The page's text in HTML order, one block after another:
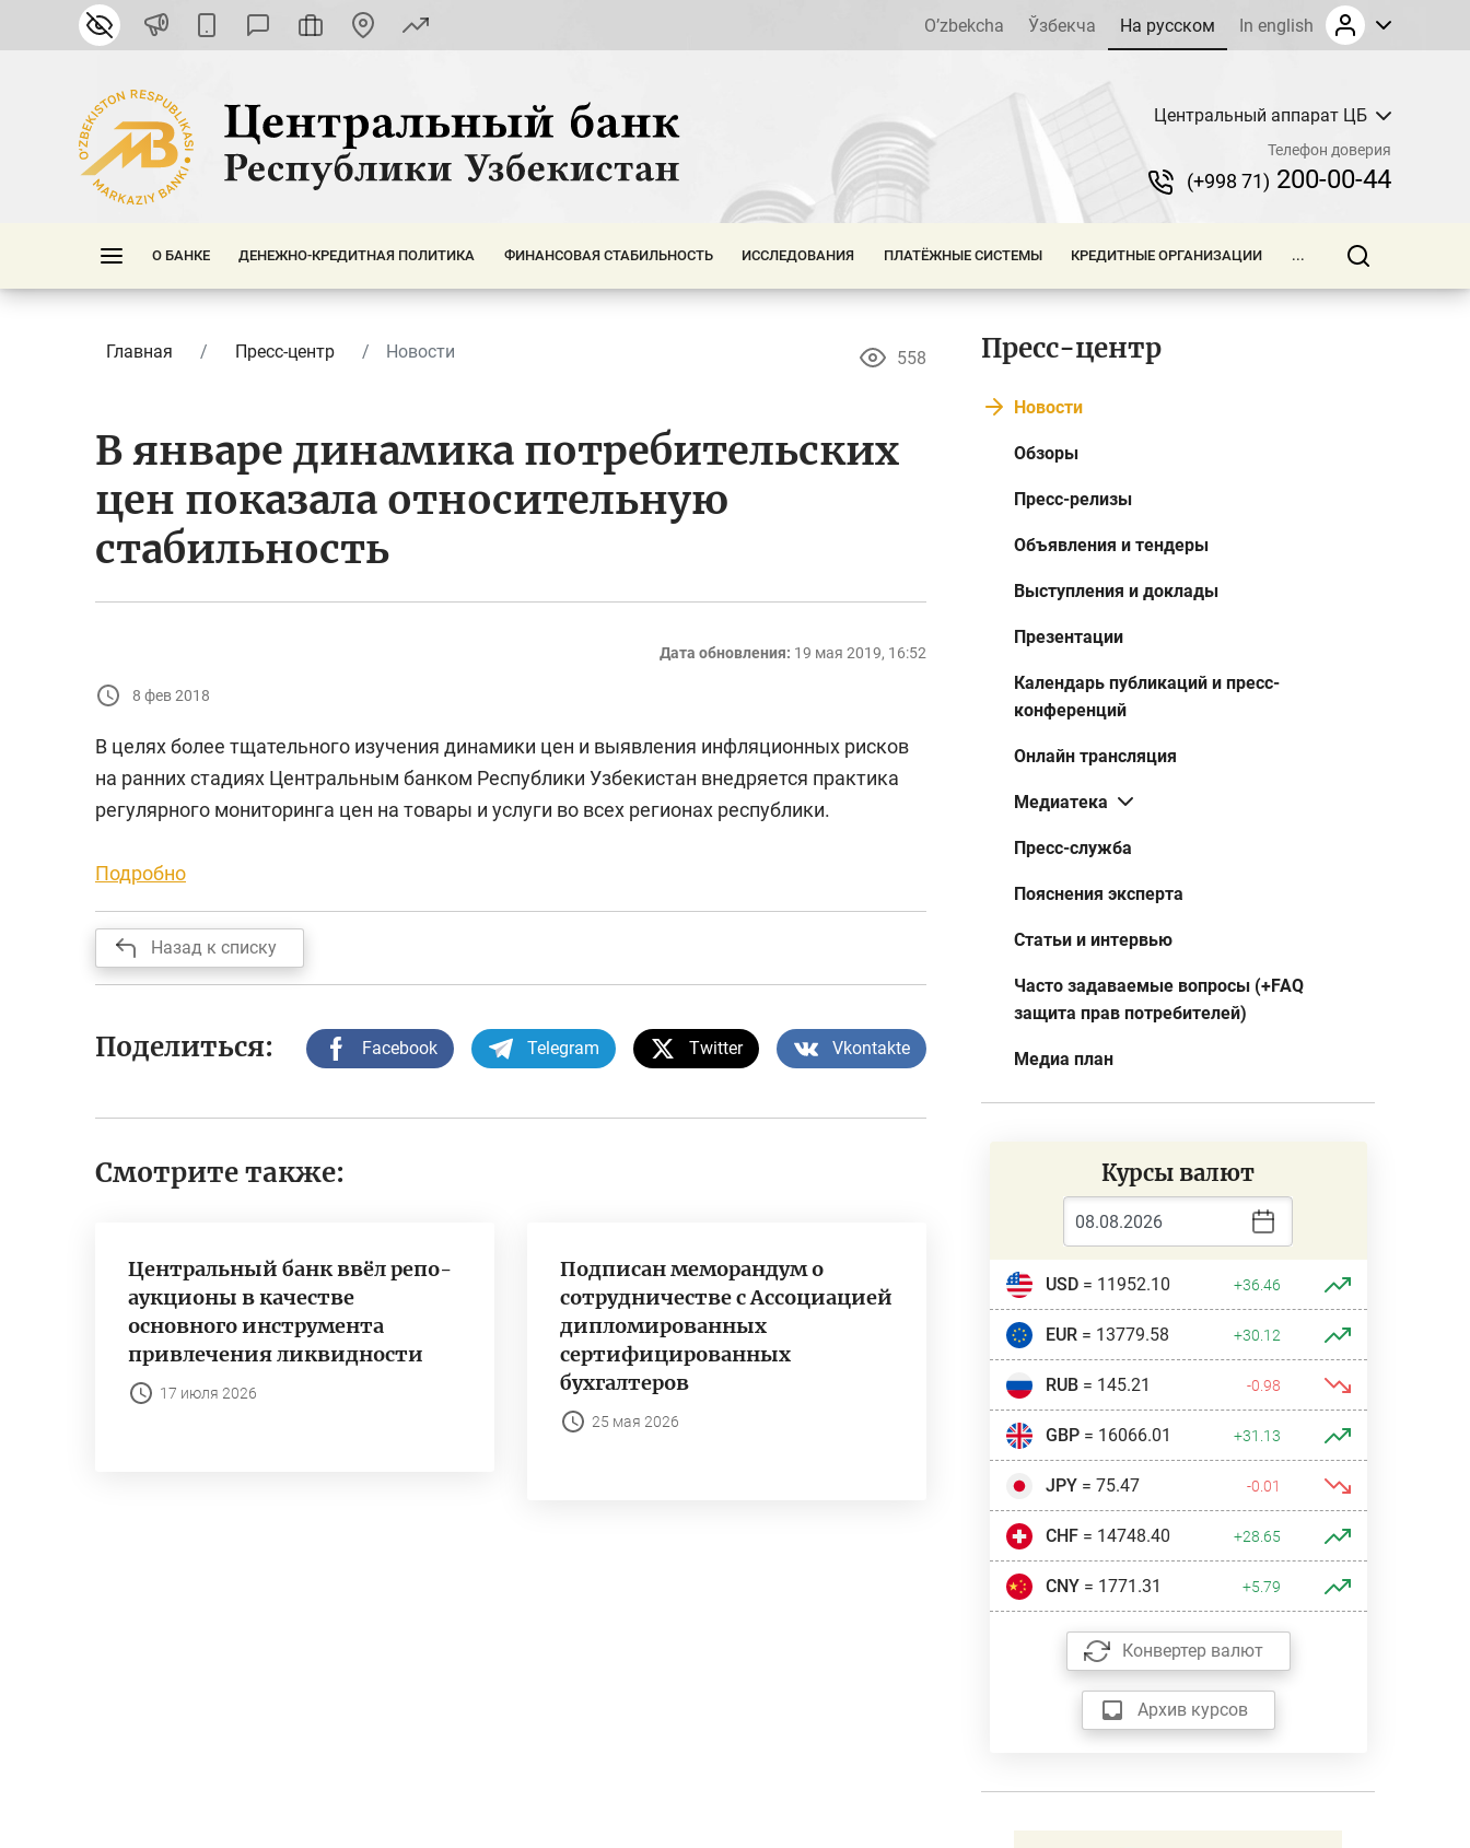
O’zbekcha Ўзбекча На русском In english
Центральный аппарат ЦБ
Телефон доверия
(+998 71) 200-00-44
О БАНКЕ ДЕНЕЖНО-КРЕДИТНАЯ ПОЛИТИКА ФИНАНСОВАЯ СТАБИЛЬНОСТЬ ИССЛЕДОВАНИЯ ПЛАТЁЖНЫЕ СИСТЕМЫ КРЕДИТНЫЕ ОРГАНИЗАЦИИ ...
Главная Пресс-центр Новости 558
В январе динамика потребительских
цен показала относительную
стабильность
Дата обновления: 19 мая 2019, 16:52
8 фев 2018
В целях более тщательного изучения динамики цен и выявления инфляционных рисков
на ранних стадиях Центральным банком Республики Узбекистан внедряется практика
регулярного мониторинга цен на товары и услуги во всех регионах республики.
Подробно
Назад к списку
Поделиться: Facebook Telegram Twitter Vkontakte
Смотрите также:
Центральный банк ввёл репо-
аукционы в качестве
основного инструмента
привлечения ликвидности
17 июля 2026
Подписан меморандум о
сотрудничестве с Ассоциацией
дипломированных
сертифицированных
бухгалтеров
25 мая 2026
Пресс-центр
Новости
Обзоры
Пресс-релизы
Объявления и тендеры
Выступления и доклады
Презентации
Календарь публикаций и пресс-
конференций
Онлайн трансляция
Медиатека
Пресс-служба
Пояснения эксперта
Статьи и интервью
Часто задаваемые вопросы (+FAQ
защита прав потребителей)
Медиа план
Курсы валют
USD= 11952.10 +36.46
EUR= 13779.58 +30.12
RUB= 145.21 -0.98
GBP= 16066.01 +31.13
JPY= 75.47 -0.01
CHF= 14748.40 +28.65
CNY= 1771.31 +5.79
Конвертер валют
Архив курсов